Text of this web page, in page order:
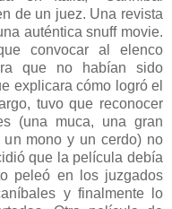
de un juez. Una revista
auténtica snuff movie.
convocar al elenco
que no habían sido
explicara cómo logró el
tuvo que reconocer
(una muca, una gran
un mono y un cerdo) no
que la película debía
peleó en los juzgados
y finalmente lo